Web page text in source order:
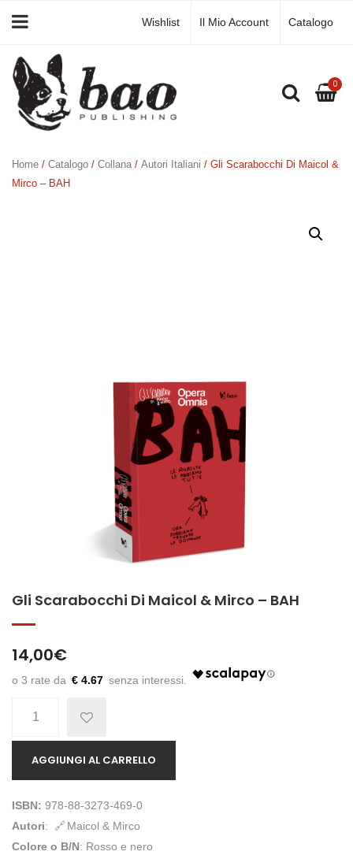
Wishlist Il Mio Account Catalogo
0
Home / Catalogo / Collana / Autori Italiani / Gli Scarabocchi Di Maicol &
Mirco – BAH
Gli Scarabocchi Di Maicol & Mirco – BAH
14,00€
€ 4.67
AGGIUNGI AL CARRELLO
ISBN: 978-88-3273-469-0
Autori:
Maicol & Mirco
Colore o B/N: Rosso e nero